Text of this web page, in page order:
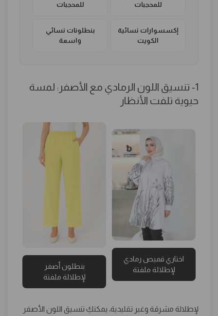
للمحجبات
للمحجبات
إكسسوارات نسائية
الكويت
بنطلونات نسائي
واسعة
1- تنسيق اللون الرمادي مع الأصفر: لمسة
حيوية تلفت الأنظار
اختاري قميص رمادي
لإطلالة ملفتة
بنطلون أصفر
لإطلالة ملفتة
لإطلالة مشرقة وغير تقليدية، يمكنكِ تنسيق اللون الأصفر